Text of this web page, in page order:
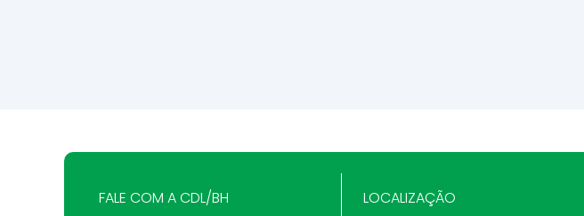
FALE COM A CDL/BH
LOCALIZAÇÃO